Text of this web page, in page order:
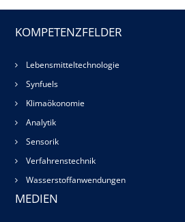
KOMPETENZFELDER
Lebensmitteltechnologie
Synfuels
Klimaökonomie
Analytik
Sensorik
Verfahrenstechnik
Wasserstoffanwendungen
MEDIEN